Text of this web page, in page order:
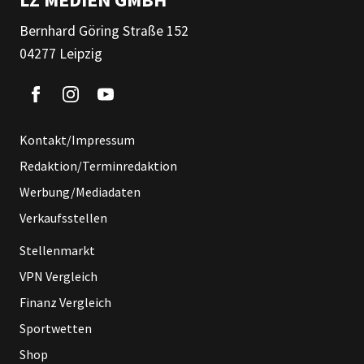
Bernhard Göring Straße 152
04277 Leipzig
Kontakt/Impressum
Redaktion/Terminredaktion
Werbung/Mediadaten
Verkaufsstellen
Stellenmarkt
VPN Vergleich
Finanz Vergleich
Sportwetten
Shop